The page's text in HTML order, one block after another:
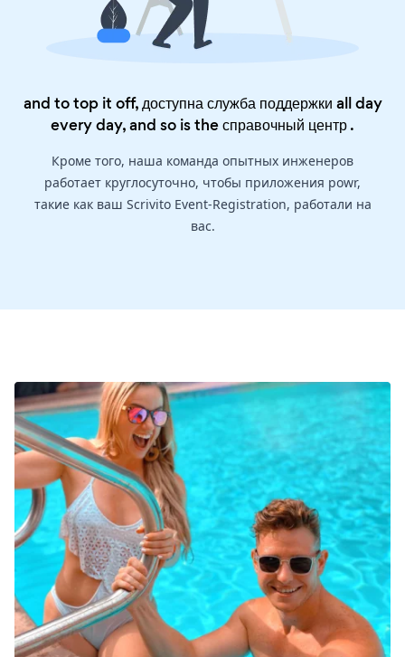
and to top it off, доступна служба поддержки all day
every day, and so is theсправочный центр.
Кроме того, наша команда опытных инженеров
работает круглосуточно, чтобы приложения powr,
такие как ваш Scrivito Event-Registration, работали на
вас.